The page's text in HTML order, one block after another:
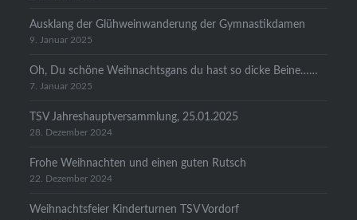
Ausklang der Glühweinwanderung der Gymnastikdamen
9. Januar 2025
Oh, Du schöne Weihnachtsgans du hast so dicke Beine……
7. Januar 2025
TSV Jahreshauptversammlung, 25.01.2025
28. Dezember 2024
Frohe Weihnachten und einen guten Rutsch
22. Dezember 2024
Weihnachtsfeier Kinderturnen TSV Vordorf